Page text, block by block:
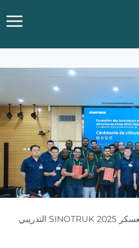
اختتم معسكر SINOTRUK 2025 التدريبي